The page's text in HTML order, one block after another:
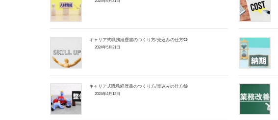
キャリア式職務経歴書のつくり方/売込みの仕方㉑
2024年5月31日
キャリア式職務経歴書のつくり方/売込みの仕方⑲
2024年4月12日